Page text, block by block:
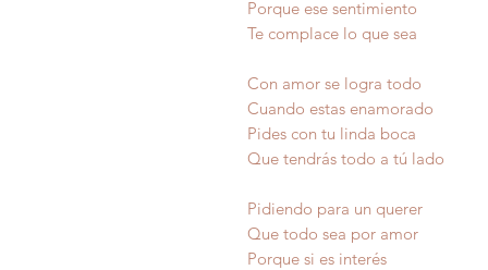
Porque ese sentimiento
Te complace lo que sea
Con amor se logra todo
Cuando estas enamorado
Pides con tu linda boca
Que tendrás todo a tú lado
Pidiendo para un querer
Que todo sea por amor
Porque si es interés